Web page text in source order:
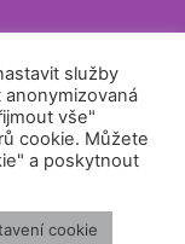
služby
vše"
cookie. Můžete
a poskytnout
cookie